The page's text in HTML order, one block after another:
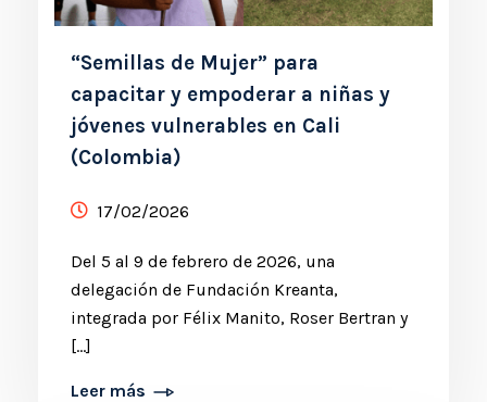
“Semillas de Mujer” para
capacitar y empoderar a niñas y
jóvenes vulnerables en Cali
(Colombia)
17/02/2026
Del 5 al 9 de febrero de 2026, una
delegación de Fundación Kreanta,
integrada por Félix Manito, Roser Bertran y
[…]
Leer más